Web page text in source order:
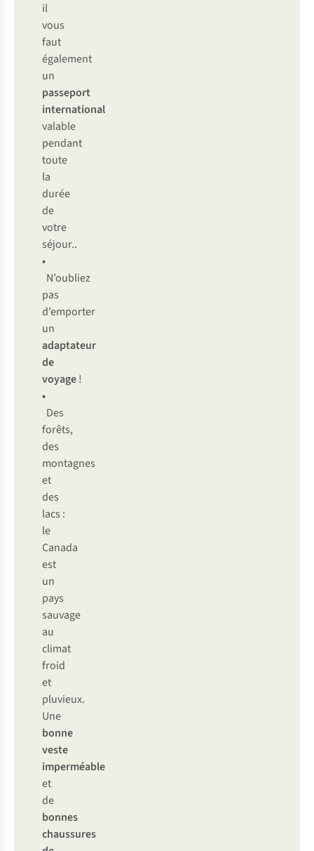
il
vous
faut
également
un
passeport
international
valable
pendant
toute
la
durée
de
votre
séjour..
•
N’oubliez
pas
d’emporter
un
adaptateur
de
voyage!
•
Des
forêts,
des
montagnes
et
des
lacs :
le
Canada
est
un
pays
sauvage
au
climat
froid
et
pluvieux.
Une
bonne
veste
imperméable
et
de
bonnes
chaussures